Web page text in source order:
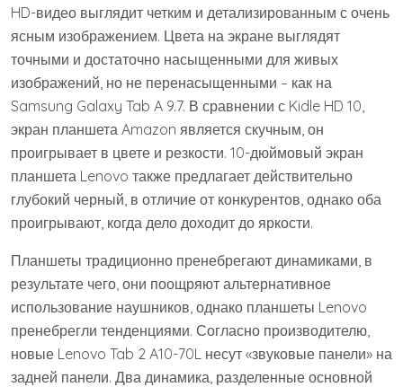
HD-видео выглядит четким и детализированным с очень
ясным изображением. Цвета на экране выглядят
точными и достаточно насыщенными для живых
изображений, но не перенасыщенными – как на
Samsung Galaxy Tab A 9.7. В сравнении с Kidle HD 10,
экран планшета Amazon является скучным, он
проигрывает в цвете и резкости. 10-дюймовый экран
планшета Lenovo также предлагает действительно
глубокий черный, в отличие от конкурентов, однако оба
проигрывают, когда дело доходит до яркости.
Планшеты традиционно пренебрегают динамиками, в
результате чего, они поощряют альтернативное
использование наушников, однако планшеты Lenovo
пренебрегли тенденциями. Согласно производителю,
новые Lenovo Tab 2 A10-70L несут «звуковые панели» на
задней панели. Два динамика, разделенные основной